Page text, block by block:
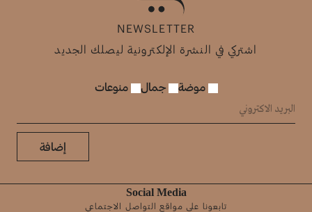
NEWSLETTER
اشتركي في النشرة الإلكترونية ليصلك الجديد
موضة جمال منوعات
إضافة
Social Media
تابعونا على مواقع التواصل الاجتماعي